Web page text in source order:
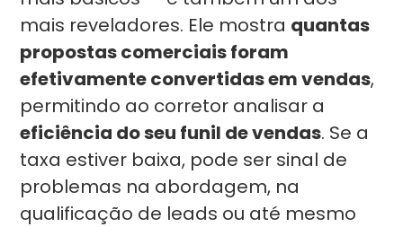
mais reveladores. Ele mostra quantas
propostas comerciais foram
efetivamente convertidas em vendas,
permitindo ao corretor analisar a
eficiência do seu funil de vendas. Se a
taxa estiver baixa, pode ser sinal de
problemas na abordagem, na
qualificação de leads ou até mesmo